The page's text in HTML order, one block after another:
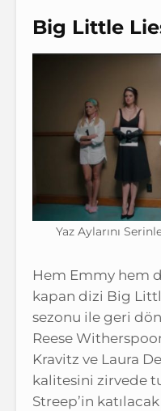
Big Little
Yaz Aylarını
Hem Emmy hem
kapan dizi Big
sezonu ile geri
Reese
Kravitz ve Laura
kalitesini zirvede
Streep’in